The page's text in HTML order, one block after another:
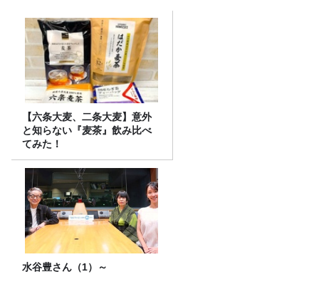
【六条大麦、二条大麦】意外
と知らない『麦茶』飲み比べ
てみた！
水谷豊さん（1）～